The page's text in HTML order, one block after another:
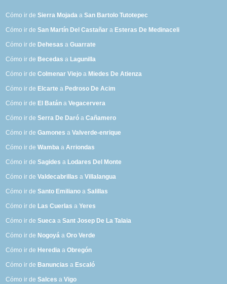
Cómo ir deSierra Mojada aSan Bartolo Tutotepec
Cómo ir deSan Martín Del Castañar a Esteras De Medinaceli
Cómo ir de Dehesas aGuarrate
Cómo ir de Becedas a Lagunilla
Cómo ir deColmenar Viejo a Miedes De Atienza
Cómo ir de Elcarte a Pedroso De Acim
Cómo ir de El Batán aVegacervera
Cómo ir deSerra De Daró aCañamero
Cómo ir deGamones aValverde-enrique
Cómo ir deWamba aArriondas
Cómo ir deSagides a Lodares Del Monte
Cómo ir deValdecabrillas aVillalangua
Cómo ir deSanto Emiliano aSalillas
Cómo ir de Las Cuerlas aYeres
Cómo ir deSueca aSant Josep De La Talaia
Cómo ir de Nogoyá aOro Verde
Cómo ir de Heredia aObregón
Cómo ir de Banuncias a Escaló
Cómo ir deSalces aVigo